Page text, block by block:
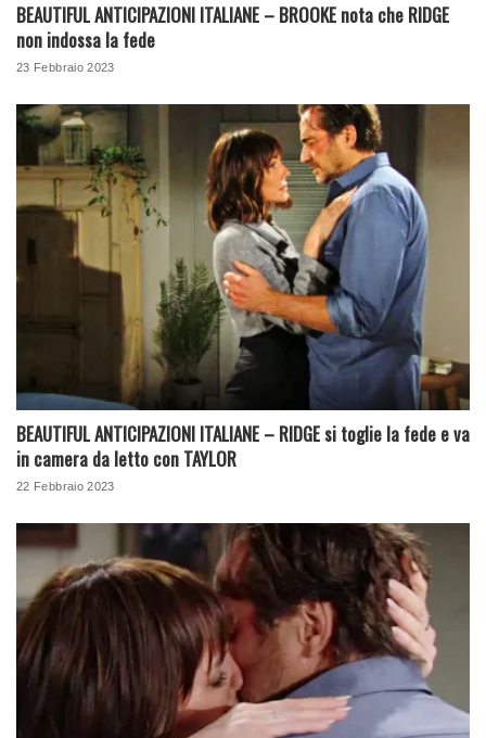
BEAUTIFUL ANTICIPAZIONI ITALIANE – BROOKE nota che RIDGE
non indossa la fede
23 Febbraio 2023
BEAUTIFUL ANTICIPAZIONI ITALIANE – RIDGE si toglie la fede e va
in camera da letto con TAYLOR
22 Febbraio 2023